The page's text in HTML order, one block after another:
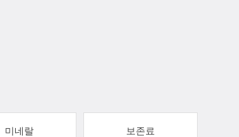
미네랄 보존료